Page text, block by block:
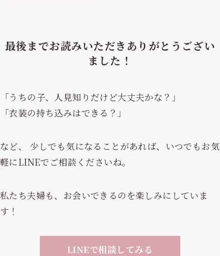
最後までお読みいただきありがとうござい
ました！
「うちの子、人見知りだけど大丈夫かな？」
「衣装の持ち込みはできる？」
など、 少しでも気になることがあれば、いつでもお気
軽にLINEでご相談くださいね。
私たち夫婦も、お会いできるのを楽しみにしていま
す！
LINEで相談してみる